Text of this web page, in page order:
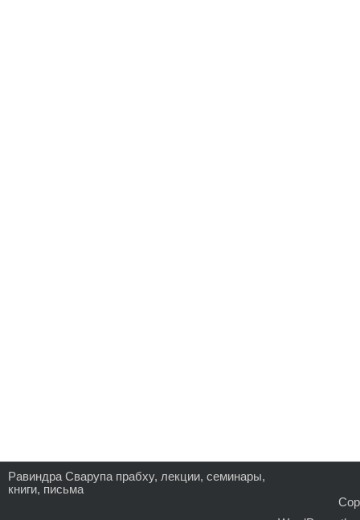
Равиндра Сварупа прабху, лекции, семинары,
книги, письма